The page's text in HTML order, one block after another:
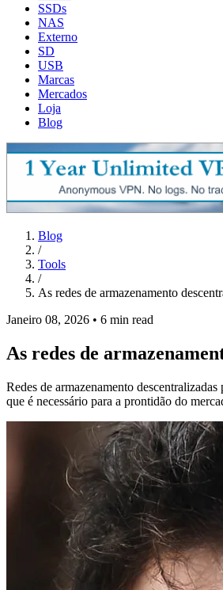
SSDs
NAS
Externo
SD
USB
Marcas
Mercados
Loja
Blog
Blog
/
Tools
/
As redes de armazenamento
Janeiro 08, 2026 • 6 min read
As redes de
Redes de armazenamento
que é necessário para a prontidão do